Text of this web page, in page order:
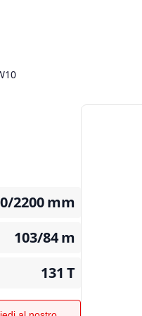
2200mm
103/84m
131 T